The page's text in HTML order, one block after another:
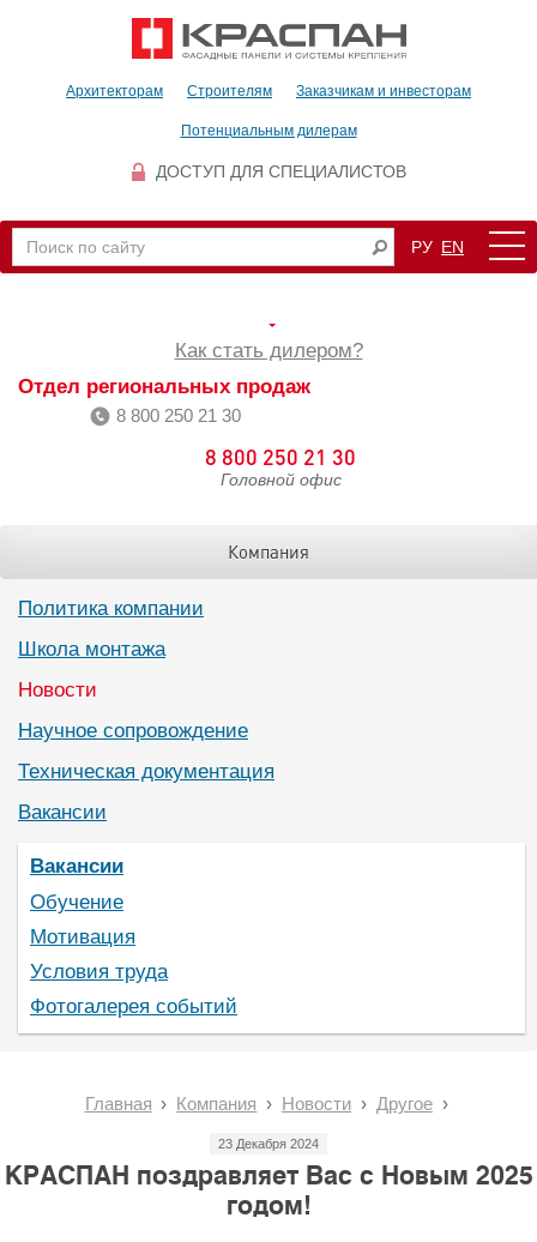
Архитекторам Строителям Заказчикам и инвесторам
Потенциальным дилерам
ДОСТУП ДЛЯ СПЕЦИАЛИСТОВ
РУ EN
Как стать дилером?
Отдел региональных продаж
8 800 250 21 30
8 800 250 21 30
Головной офис
Компания
Политика компании
Школа монтажа
Новости
Научное сопровождение
Техническая документация
Вакансии
Вакансии
Обучение
Мотивация
Условия труда
Фотогалерея событий
Главная Компания Новости Другое
23 Декабря 2024
КРАСПАН поздравляет Вас с Новым 2025
годом!